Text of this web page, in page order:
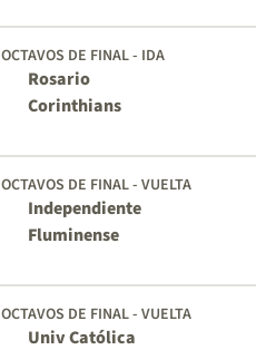
OCTAVOS DE FINAL - IDA
Rosario
Corinthians
OCTAVOS DE FINAL - VUELTA
Independiente
Fluminense
OCTAVOS DE FINAL - VUELTA
Univ Católica